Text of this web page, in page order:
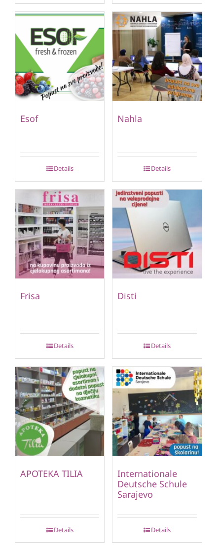
Esof
Details
Nahla
Details
Frisa
Details
Disti
Details
APOTEKA TILIA
Details
Internationale
Deutsche Schule
Sarajevo
Details